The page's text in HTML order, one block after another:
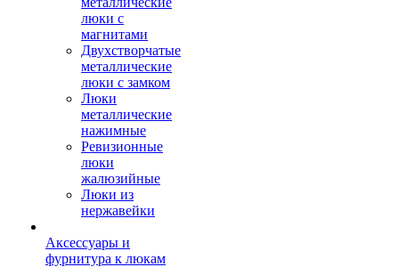
люки с
магнитами
Двухстворчатые
металлические
люки с замком
Люки
металлические
нажимные
Ревизионные
люки
жалюзийные
Люки из
нержавейки
Аксессуары и
фурнитура к люкам